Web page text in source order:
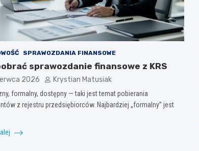
SPRAWOZDANIA FINANSOWE
sprawozdanie finansowe z KRS
2026 Krystian Matusiak
formalny, dostępny — taki jest temat pobierania
z rejestru przedsiębiorców. Najbardziej „formalny” jest